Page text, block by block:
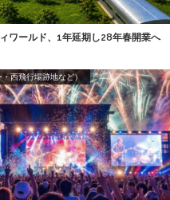
ワールド、1年延期し28年春開業へ
西飛行場跡地など）